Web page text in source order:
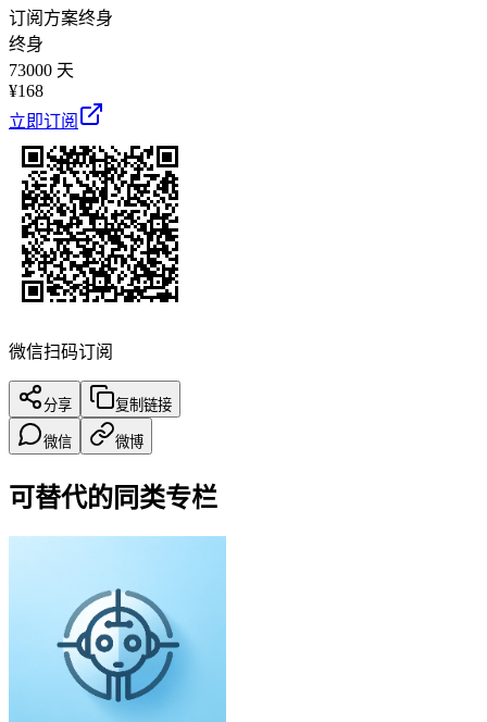
订阅方案终身
终身
73000 天
¥168
立即订阅
微信扫码订阅
分享 复制链接
微信 微博
可替代的同类专栏